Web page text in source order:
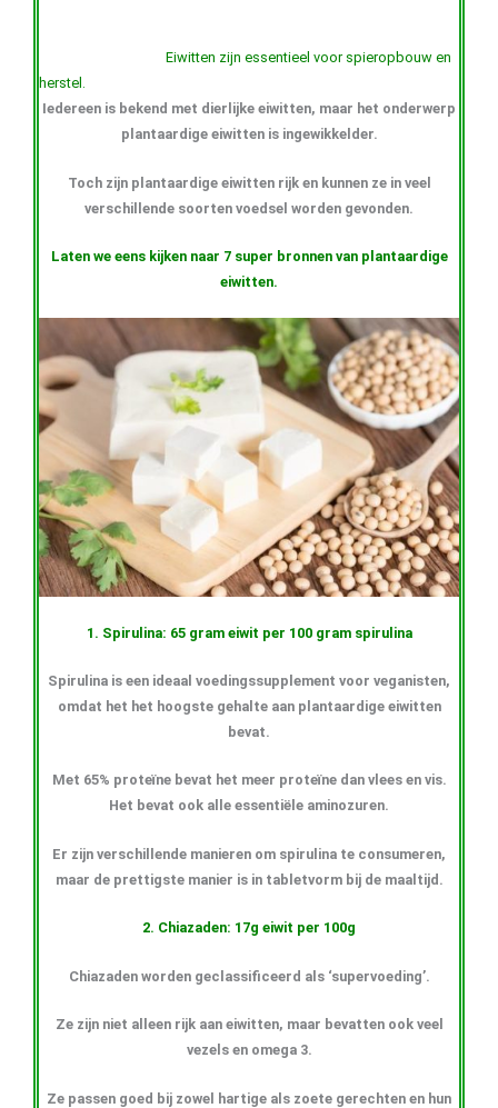
Eiwitten zijn essentieel voor spieropbouw en
herstel.
Iedereen is bekend met dierlijke eiwitten, maar het onderwerp
plantaardige eiwitten is ingewikkelder.
Toch zijn plantaardige eiwitten rijk en kunnen ze in veel
verschillende soorten voedsel worden gevonden.
Laten we eens kijken naar 7 super bronnen van plantaardige
eiwitten.
1. Spirulina: 65 gram eiwit per 100 gram spirulina
Spirulina is een ideaal voedingssupplement voor veganisten,
omdat het het hoogste gehalte aan plantaardige eiwitten
bevat.
Met 65% proteïne bevat het meer proteïne dan vlees en vis.
Het bevat ook alle essentiële aminozuren.
Er zijn verschillende manieren om spirulina te consumeren,
maar de prettigste manier is in tabletvorm bij de maaltijd.
2. Chiazaden: 17g eiwit per 100g
Chiazaden worden geclassificeerd als ‘supervoeding’.
Ze zijn niet alleen rijk aan eiwitten, maar bevatten ook veel
vezels en omega 3.
Ze passen goed bij zowel hartige als zoete gerechten en hun